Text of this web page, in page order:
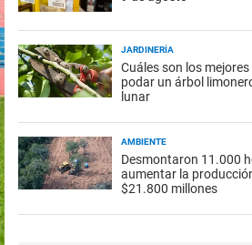
JARDINERÍA
Cuáles son los
podar un árbol
lunar
AMBIENTE
Desmontaron 11.000
aumentar la
$21.800 millones